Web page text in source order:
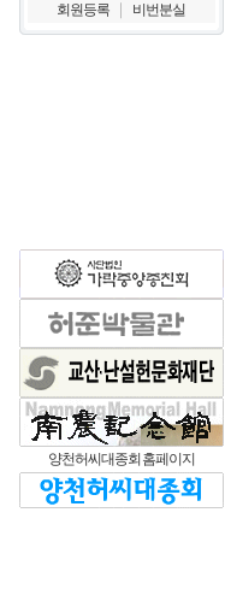
회원등록 비번분실
양천허씨대종회 홈페이지